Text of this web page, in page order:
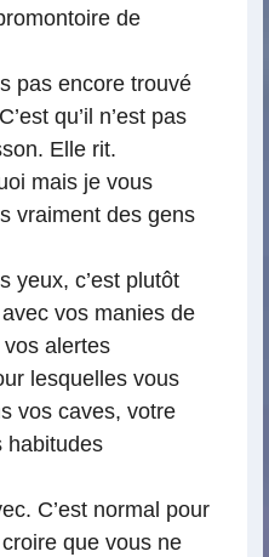
de
pas encore trouvé
qu’il n’est pas
Elle rit.
mais je vous
vraiment des gens
yeux, c’est plutôt
vos manies de
alertes
lesquelles vous
vos caves, votre
habitudes
C’est normal pour
que vous ne